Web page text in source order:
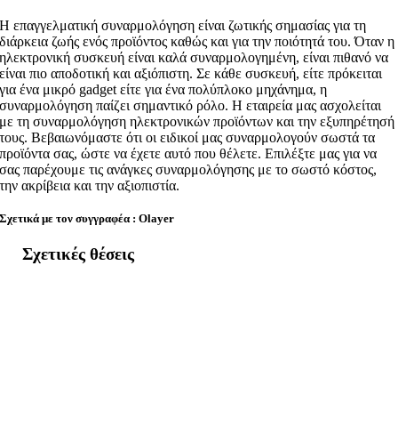
Η επαγγελματική συναρμολόγηση είναι ζωτικής σημασίας για τη
διάρκεια ζωής ενός προϊόντος καθώς και για την ποιότητά του. Όταν η
ηλεκτρονική συσκευή είναι καλά συναρμολογημένη, είναι πιθανό να
είναι πιο αποδοτική και αξιόπιστη. Σε κάθε συσκευή, είτε πρόκειται
για ένα μικρό gadget είτε για ένα πολύπλοκο μηχάνημα, η
συναρμολόγηση παίζει σημαντικό ρόλο. Η εταιρεία μας ασχολείται
με τη συναρμολόγηση ηλεκτρονικών προϊόντων και την εξυπηρέτησή
τους. Βεβαιωνόμαστε ότι οι ειδικοί μας συναρμολογούν σωστά τα
προϊόντα σας, ώστε να έχετε αυτό που θέλετε. Επιλέξτε μας για να
σας παρέχουμε τις ανάγκες συναρμολόγησης με το σωστό κόστος,
την ακρίβεια και την αξιοπιστία.
Σχετικά με τον συγγραφέα : Olayer
Σχετικές θέσεις